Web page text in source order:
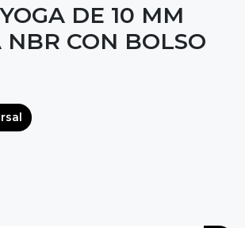
DE 10 MM
NBR CON BOLSO